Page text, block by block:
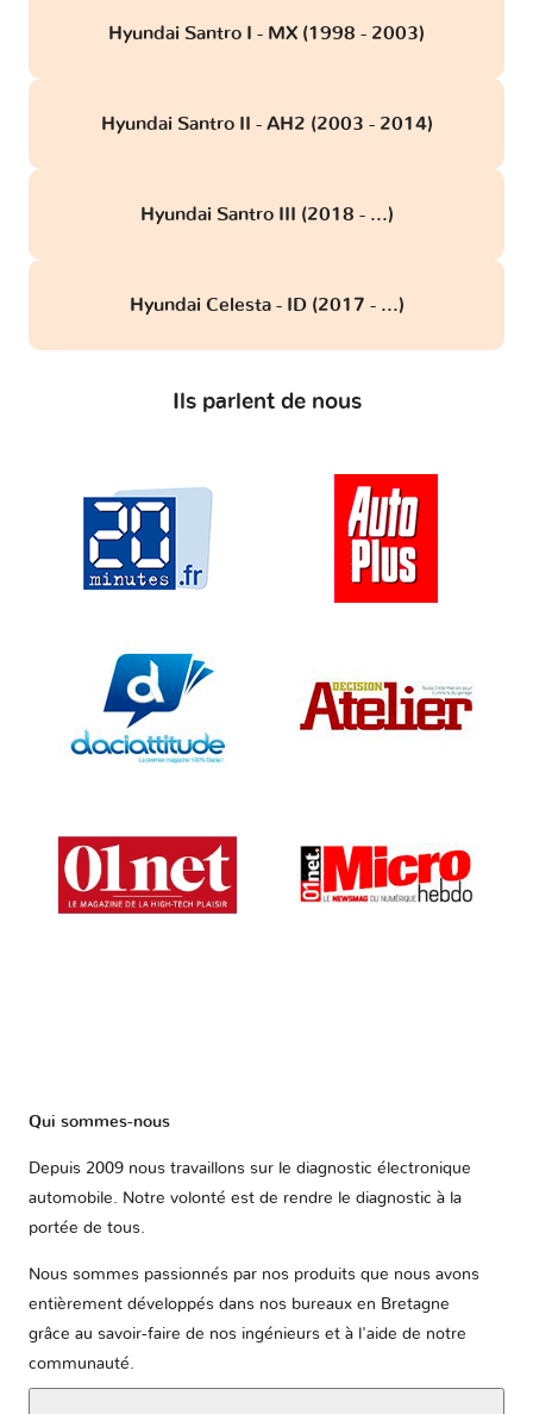
Hyundai Santro I - MX (1998 - 2003)
Hyundai Santro II - AH2 (2003 - 2014)
Hyundai Santro III (2018 - ...)
Hyundai Celesta - ID (2017 - ...)
Ils parlent de nous
Qui sommes-nous
Depuis 2009 nous travaillons sur le diagnostic électronique
automobile. Notre volonté est de rendre le diagnostic à la
portée de tous.
Nous sommes passionnés par nos produits que nous avons
entièrement développés dans nos bureaux en Bretagne
grâce au savoir-faire de nos ingénieurs et à l'aide de notre
communauté.